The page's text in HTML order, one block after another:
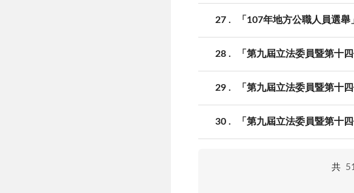
27 「107年地方公職人員選
28 「第九屆立法委員暨第十
29 「第九屆立法委員暨第十
30 「第九屆立法委員暨第十
共 51